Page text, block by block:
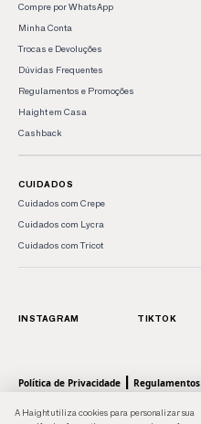
A Haight utiliza cookies para personalizar sua
Compre por WhatsApp
Minha Conta
Trocas e Devoluções
Dúvidas Frequentes
Regulamentos e Promoções
Haight em Casa
Cashback
CUIDADOS
Cuidados com Crepe
Cuidados com Lycra
Cuidados com Tricot
INSTAGRAM TIKTOK
Política de Privacidade |
© 2026 HAIGHT, marca da Shoulder S.A. -
- Bom Retiro, SP - 01130-000 | CNPJ: